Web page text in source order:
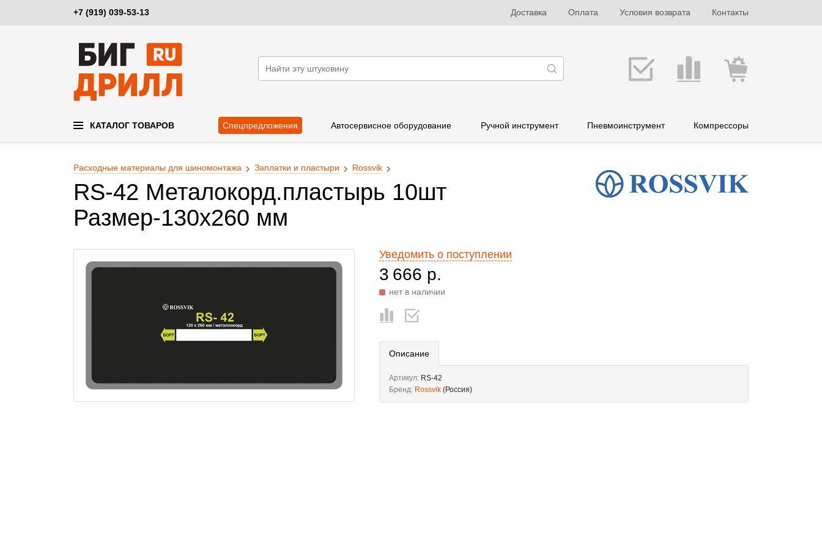
+7 (919) 039-53-13 Доставка Оплата Условия возврата Контакты
КАТАЛОГ ТОВАРОВ Спецпредложения Автосервисное оборудование Ручной инструмент Пневмоинструмент Компрессоры
Расходные материалы для шиномонтажа Заплатки и пластыри Rossvik
RS-42 Металокорд.пластырь 10шт
Размер-130х260 мм
Уведомить о поступлении
3 666 р.
нет в наличии
Описание
Артикул: RS-42
Бренд: Rossvik (Россия)